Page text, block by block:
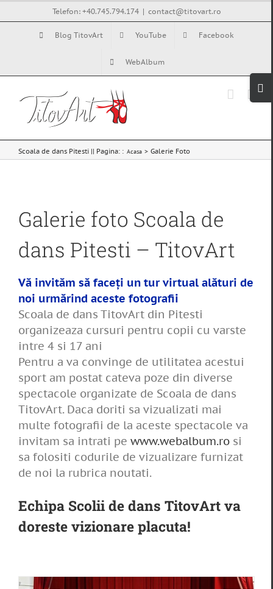
to
content
Telefon: +40.745.794.174 | contact@titovart.ro
Blog TitovArt YouTube Facebook
WebAlbum
Scoala de dans Pitesti || Pagina: : Acasa Galerie Foto
Galerie foto Scoala de
dans Pitesti – TitovArt
Vă invităm să faceţi un tur virtual alături de
noi urmărind aceste fotografii
Scoala de dans TitovArt din Pitesti
organizeaza cursuri pentru copii cu varste
intre 4 si 17 ani
Pentru a va convinge de utilitatea acestui
sport am postat cateva poze din diverse
spectacole organizate de Scoala de dans
TitovArt. Daca doriti sa vizualizati mai
multe fotografii de la aceste spectacole va
invitam sa intrati pe www.webalbum.ro si
sa folositi codurile de vizualizare furnizat
de noi la rubrica noutati.
Echipa Scolii de dans TitovArt va
doreste vizionare placuta!